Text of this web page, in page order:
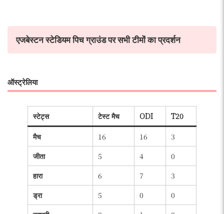
एजबेस्टन स्टेडियम पिच ग्राउंड पर सभी टीमों का प्रदर्शन
ऑस्ट्रेलिया
स्टेट्स टेस्ट मैच ODI T20
मैच 16 16
3
जीता
5 4
0
हारा
6 7
3
ड्रा
5 0
0